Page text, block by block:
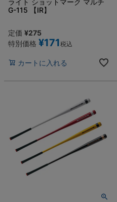
G-115 【IR】
定価 ¥275
特別価格 ¥171税込
カートに入れる